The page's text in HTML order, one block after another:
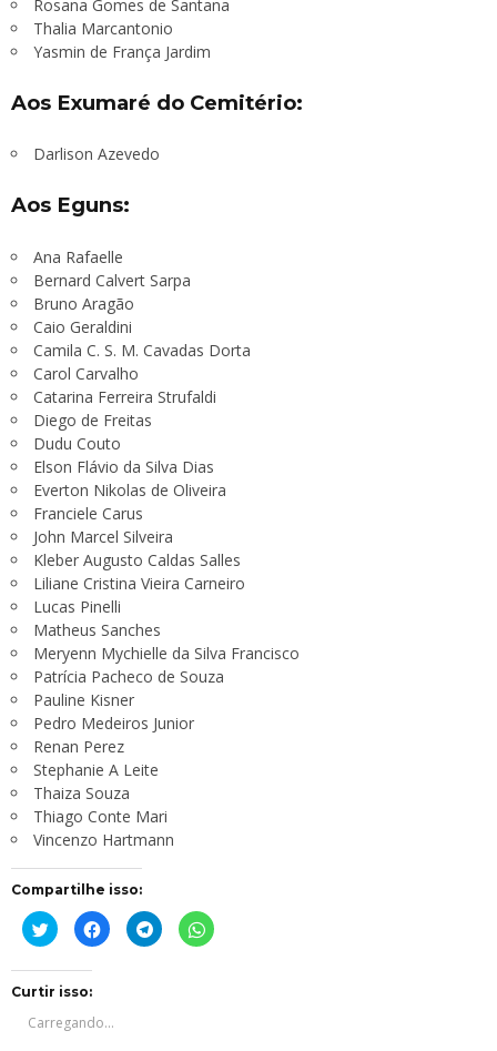
Rosana Gomes de Santana
Thalia Marcantonio
Yasmin de França Jardim
Aos Exumaré do Cemitério:
Darlison Azevedo
Aos Eguns:
Ana Rafaelle
Bernard Calvert Sarpa
Bruno Aragão
Caio Geraldini
Camila C. S. M. Cavadas Dorta
Carol Carvalho
Catarina Ferreira Strufaldi
Diego de Freitas
Dudu Couto
Elson Flávio da Silva Dias
Everton Nikolas de Oliveira
Franciele Carus
John Marcel Silveira
Kleber Augusto Caldas Salles
Liliane Cristina Vieira Carneiro
Lucas Pinelli
Matheus Sanches
Meryenn Mychielle da Silva Francisco
Patrícia Pacheco de Souza
Pauline Kisner
Pedro Medeiros Junior
Renan Perez
Stephanie A Leite
Thaiza Souza
Thiago Conte Mari
Vincenzo Hartmann
Compartilhe isso:
Clique
para
compartilhar
em
janela)
Clique
para
compartilhar
janela)
Clique
para
compartilhar
Clique
para
Curtir isso:
Carregando...